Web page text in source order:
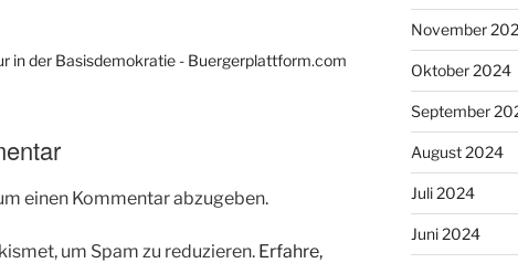
in der Basisdemokratie - Buergerplattform.com
einen Kommentar abzugeben.
um Spam zu reduzieren. Erfahre,
November
Oktober 2024
September
August 2024
Juli 2024
Juni 2024